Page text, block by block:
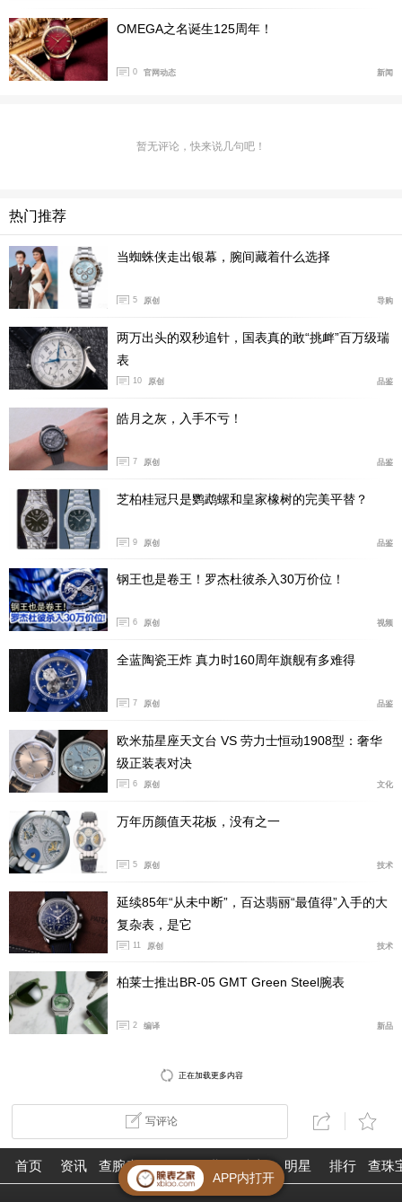
未来几个月内，新一代腕表将在世界各地陆续推出。（图/文 腕表之
家 许朝阳）
OMEGA之名诞生125周年⁠！
0 官网动态 新闻
暂无评论，快来说几句吧！
热门推荐
当蜘蛛侠走出银幕，腕间藏着什么选择
5 原创 导购
两万出头的双秒追针，国表真的敢“挑衅”百万级瑞
表
10 原创 品鉴
皓月之灰，入手不亏！
7 原创 品鉴
芝柏桂冠只是鹦鹉螺和皇家橡树的完美平替？
9 原创 品鉴
钢王也是卷王！罗杰杜彼杀入30万价位！
6 原创 视频
全蓝陶瓷王炸 真力时160周年旗舰有多难得
7 原创 品鉴
欧米茄星座天文台 VS 劳力士恒动1908型：奢华
级正装表对决
6 原创 文化
万年历颜值天花板，没有之一
5 原创 技术
延续85年“从未中断”，百达翡丽“最值得”入手的大
复杂表，是它
11 原创 技术
柏莱士推出BR-05 GMT Green Steel腕表
2 编译 新品
正在加载更多内容
写评论
首页 资讯 查腕表 论坛 作业 明星 排行 查珠
APP内打开